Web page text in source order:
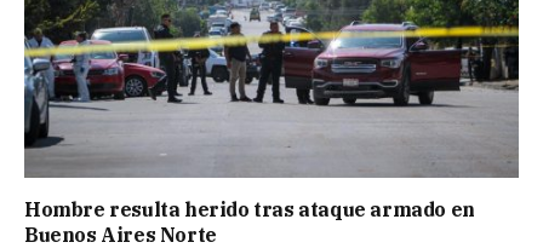
Hombre resulta herido tras ataque armado en
Buenos Aires Norte